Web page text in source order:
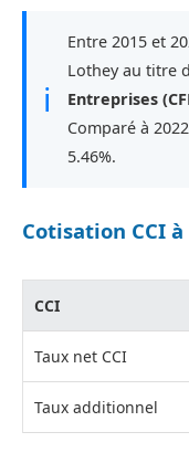
ℹ
Entre 2015 et
Lothey au titre
Entreprises
Comparé à
5.46%.
Cotisation CCI
CCI
Taux net CCI
Taux additionnel